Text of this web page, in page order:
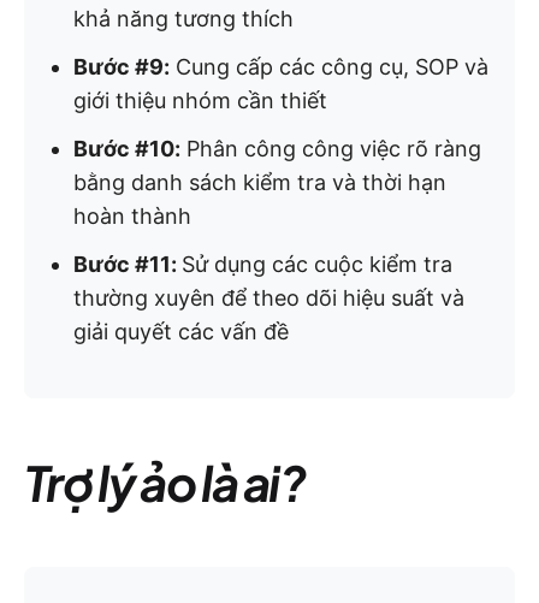
khả năng tương thích
Bước #9: Cung cấp các công cụ, SOP và
giới thiệu nhóm cần thiết
Bước #10: Phân công công việc rõ ràng
bằng danh sách kiểm tra và thời hạn
hoàn thành
Bước #11: Sử dụng các cuộc kiểm tra
thường xuyên để theo dõi hiệu suất và
giải quyết các vấn đề
Trợ lý ảo là ai?